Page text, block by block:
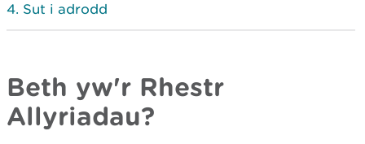
Sut i adrodd
Beth yw'r Rhestr
Allyriadau?